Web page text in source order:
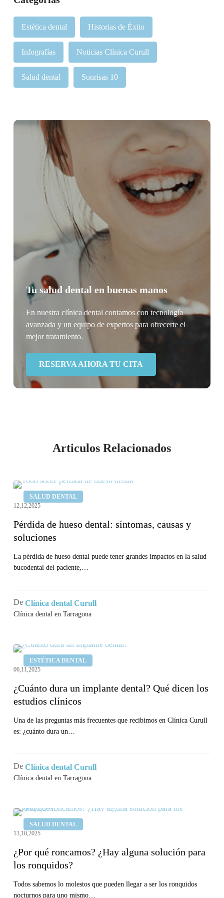
Estética dental Historias de Éxito
Infografías Noticias Clínica Curull
Salud dental Sonrisas 10
Tu salud dental en buenas manos
En nuestra clínica dental contamos con tecnología
avanzada y un equipo de expertos para ofrecerte el
mejor tratamiento.
RESERVA AHORA TU CITA
Articulos Relacionados
SALUD DENTAL
Pérdida
dental:
síntomas,
causas
y
12,12,2025
Pérdida de hueso dental: síntomas, causas y
soluciones
La pérdida de hueso dental puede tener grandes impactos en la salud
bucodental del paciente,…
De Clínica dental Curull
Clínica dental en Tarragona
ESTÉTICA DENTAL
¿Cuánto
dura
implante
dental?
Qué
dicen
estudios
clínicos
06,11,2025
¿Cuánto dura un implante dental? Qué dicen los
estudios clínicos
Una de las preguntas más frecuentes que recibimos en Clínica Curull
es: ¿cuánto dura un…
De Clínica dental Curull
Clínica dental en Tarragona
SALUD DENTAL
¿Por
qué
¿Hay
alguna
solución
13,10,2025
¿Por qué roncamos? ¿Hay alguna solución para
los ronquidos?
Todos sabemos lo molestos que pueden llegar a ser los ronquidos
nocturnos para uno mismo…